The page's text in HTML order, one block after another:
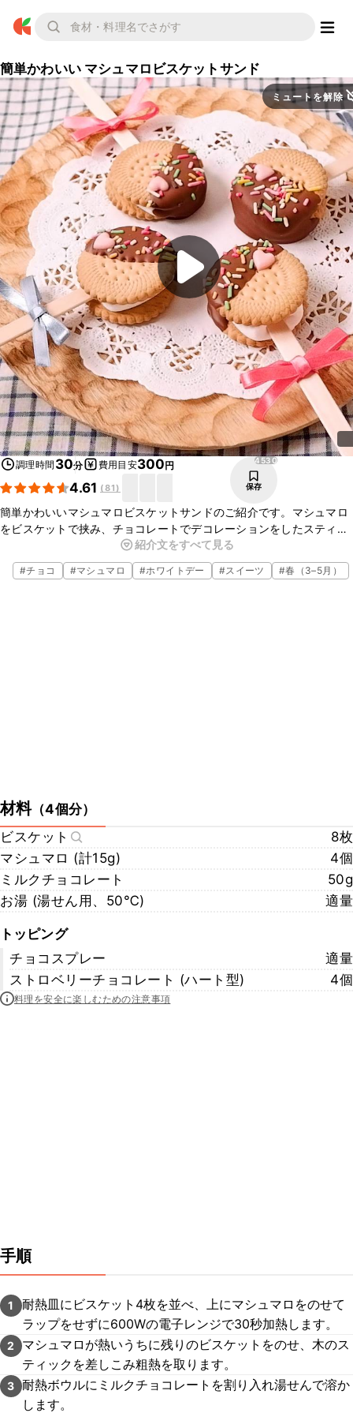
簡単かわいい マシュマロビスケットサンド
ミュートを解除
調理時間 30分 費用目安300円
4.61 (81)
4530
保存
簡単かわいいマシュマロビスケットサンドのご紹介です。マシュマロ
をビスケットで挟み、チョコレートでデコレーションをしたスティッ
ク状のかわいいお菓子です。ぷにぷにしたマシュマロとザクザクのビ
スケットがおいしく、見た目もとてもかわいいですよ。
紹介文をすべて見る
#チョコ #マシュマロ #ホワイトデー #スイーツ #春（3–5月）
材料（4個分）
ビスケット
8枚
マシュマロ (計15g)
4個
ミルクチョコレート
50g
お湯 (湯せん用、50℃)
適量
トッピング
チョコスプレー
適量
ストロベリーチョコレート (ハート型)
4個
料理を安全に楽しむための注意事項
手順
1
耐熱皿にビスケット4枚を並べ、上にマシュマロをのせて
ラップをせずに600Wの電子レンジで30秒加熱します。
2
マシュマロが熱いうちに残りのビスケットをのせ、木のス
ティックを差しこみ粗熱を取ります。
3 耐熱ボウルにミルクチョコレートを割り入れ湯せんで溶か
します。